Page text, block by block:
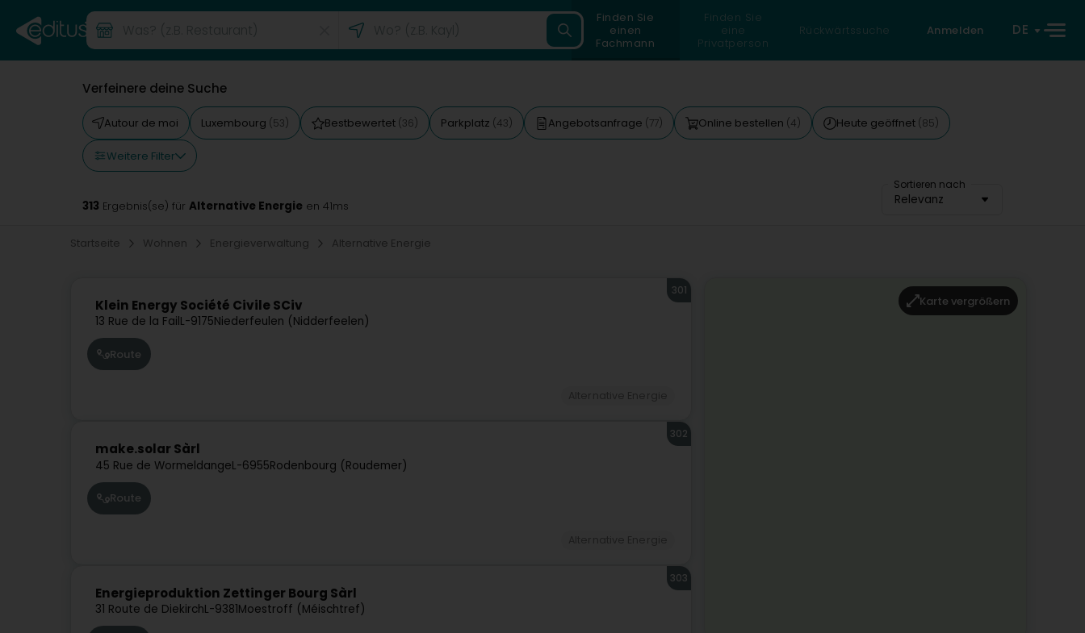
Finden Sie
einen
Fachmann
Finden Sie
eine
Privatperson
Rückwärtssuche Anmelden DE
Verfeinere deine Suche
Autour de moi Luxembourg (53) Bestbewertet (36) Parkplatz (43) Angebotsanfrage (77) Online bestellen (4) Heute geöffnet (85)
Weitere Filter
Sortieren nach
Relevanz
313 Ergebnis(se) für Alternative Energie en 41ms
Startseite Wohnen Energieverwaltung Alternative Energie
Klein Energy Société Civile SCiv
13 Rue de la FailL-9175Niederfeulen (Nidderfeelen)
301
Route
make.solar Sàrl
45 Rue de WormeldangeL-6955Rodenbourg (Roudemer)
302
Route
Energieproduktion Zettinger Bourg Sàrl
31 Route de DiekirchL-9381Moestroff (Méischtref)
303
Karte vergrößern